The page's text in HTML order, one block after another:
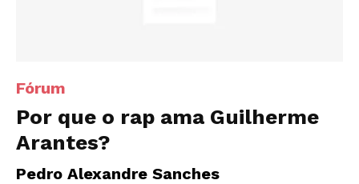
Fórum
Por que o rap ama Guilherme
Arantes?
Pedro Alexandre Sanches